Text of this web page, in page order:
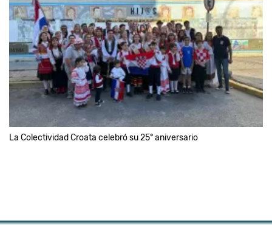
La Colectividad Croata celebró su 25° aniversario